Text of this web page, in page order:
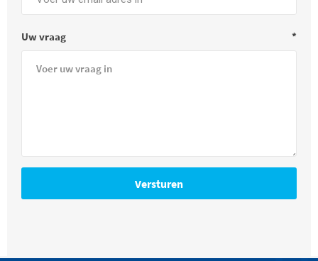
Uw vraag *